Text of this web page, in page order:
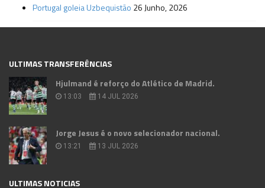
Portugal goleia Uzbequistão 26 Junho, 2026
ULTIMAS TRANSFERÊNCIAS
Hjulmand é reforço do Atlético de Madrid.
13:03 14 JUL 2026
Jorge Jesus é o novo selecionador nacional.
13:21 13 JUL 2026
ULTIMAS NOTICIAS